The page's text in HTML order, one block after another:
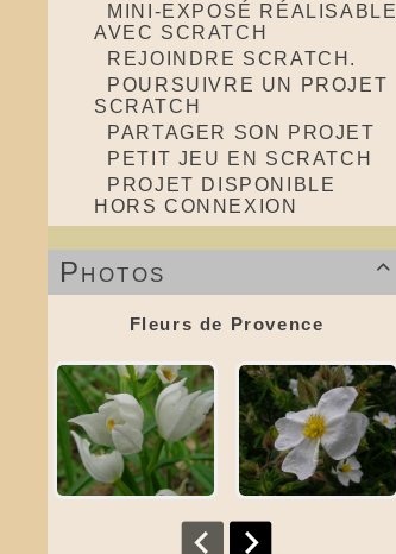
MINI-EXPOSÉ RÉALISABLE
AVEC SCRATCH
REJOINDRE SCRATCH.
POURSUIVRE UN PROJET
SCRATCH
PARTAGER SON PROJET
PETIT JEU EN SCRATCH
PROJET DISPONIBLE
HORS CONNEXION

Photos
Fleurs de Provence